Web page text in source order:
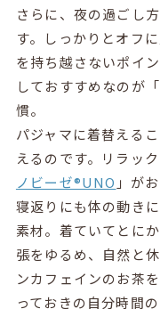
さらに、夜の過ごし
す。しっかりとオフ
を持ち越さないポイ
しておすすめなのが
慣。
パジャマに着替える
えるのです。リラッ
ノビーゼ®︎UNO 」が
寝返りにも体の動き
素材。着ていてとに
張をゆるめ、自然と
ンカフェインのお茶
っておきの自分時間